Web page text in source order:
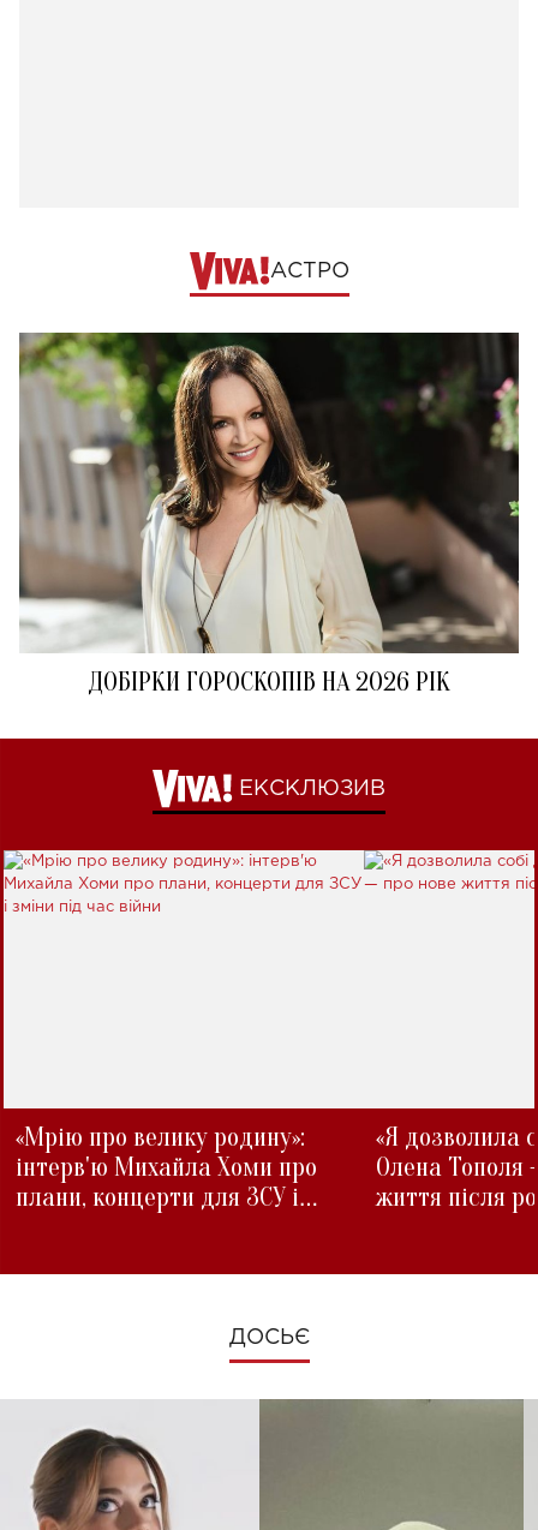
АСТРО
ДОБІРКИ ГОРОСКОПІВ НА 2026 РІК
ЕКСКЛЮЗИВ
«Мрію про велику родину»:
інтерв'ю Михайла Хоми про
плани, концерти для ЗСУ і
«Я дозволила
Олена Тополя
життя після
ДОСЬЄ